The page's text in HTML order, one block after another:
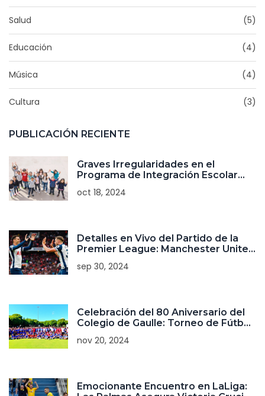
Salud (5)
Educación (4)
Música (4)
Cultura (3)
PUBLICACIÓN RECIENTE
Graves Irregularidades en el
Programa de Integración Escolar
de Chile
oct 18, 2024
Detalles en Vivo del Partido de la
Premier League: Manchester United
sep 30, 2024
Celebración del 80 Aniversario del
Colegio de Gaulle: Torneo de Fútbol
nov 20, 2024
Emocionante Encuentro en LaLiga: